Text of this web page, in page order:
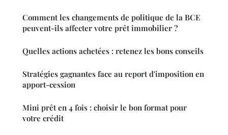
Comment les changements de politique de la BCE
peuvent-ils affecter votre prêt immobilier ?
Quelles actions achetées : retenez les bons conseils
Stratégies gagnantes face au report d'imposition en
apport-cession
Mini prêt en 4 fois : choisir le bon format pour
votre crédit